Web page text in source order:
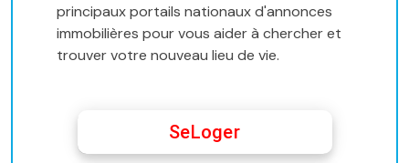
principaux portails nationaux d'annonces
immobilières pour vous aider à chercher et
trouver votre nouveau lieu de vie.
SeLoger